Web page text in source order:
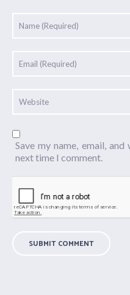
Save my name, email,
next time I comment.